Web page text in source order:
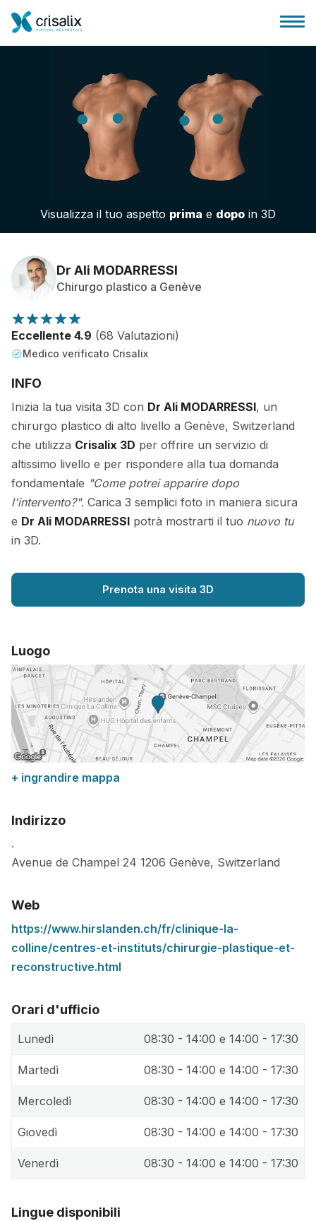
Accesso chirurghi
Piattaforma Business 3D
Piani
Recensioni dei pazienti
Visualizza il tuo aspetto prima e dopo in 3D
Dr Ali MODARRESSI
Chirurgo plastico a Genève
Eccellente 4.9 (68 Valutazioni)
Medico verificato Crisalix
INFO
Inizia la tua visita 3D con Dr Ali MODARRESSI, un
chirurgo plastico di alto livello a Genève, Switzerland
che utilizza Crisalix 3D per offrire un servizio di
altissimo livello e per rispondere alla tua domanda
fondamentale "Come potrei apparire dopo
l'intervento?". Carica 3 semplici foto in maniera sicura
e Dr Ali MODARRESSI potrà mostrarti il tuo nuovo tu
in 3D.
Prenota una visita 3D
Luogo
+ ingrandire mappa
Indirizzo
.
Avenue de Champel 24 1206 Genève, Switzerland
Web
https://www.hirslanden.ch/fr/clinique-la-
colline/centres-et-instituts/chirurgie-plastique-et-
reconstructive.html
Orari d'ufficio
Lunedì 08:30 - 14:00 e 14:00 - 17:30
Martedì 08:30 - 14:00 e 14:00 - 17:30
Mercoledì 08:30 - 14:00 e 14:00 - 17:30
Giovedì 08:30 - 14:00 e 14:00 - 17:30
Venerdì 08:30 - 14:00 e 14:00 - 17:30
Lingue disponibili